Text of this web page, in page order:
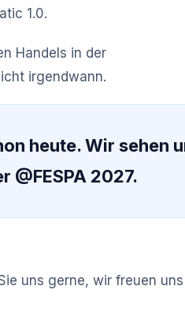
1.0.
Handels in der
irgendwann.
heute. Wir sehen
@FESPA 2027.
uns gerne, wir freuen uns